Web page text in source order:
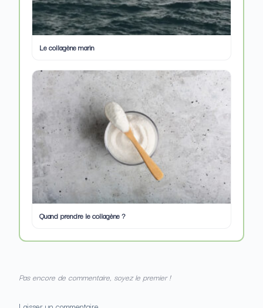
Le collagène marin
Quand prendre le collagène ?
Pas encore de commentaire, soyez le premier !